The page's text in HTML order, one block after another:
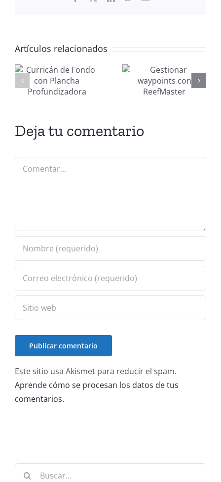
Artículos relacionados
Gestionar
waypoints
nautico
Deja tu comentario
Comentar
Este sitio usa Akismet para reducir el spam.
Aprende cómo se procesan los datos de tus
comentarios.
Buscar: